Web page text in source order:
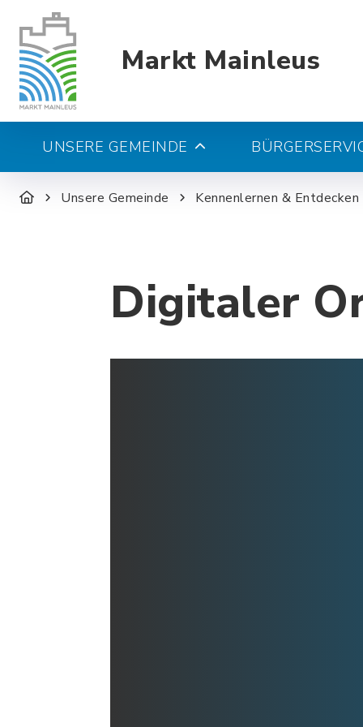
Markt Mainleus
UNSERE GEMEINDE
Unsere Gemeinde Kennenlernen & Entdecken
Digitaler